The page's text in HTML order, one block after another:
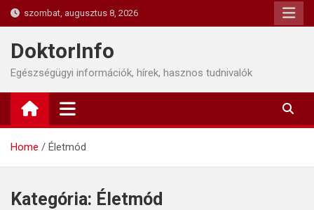
Skip
to
content
szombat, augusztus 8, 2026
DoktorInfo
Egészségügyi információk, hírek, hasznos tudnivalók
Home Életmód
Kategória: Életmód